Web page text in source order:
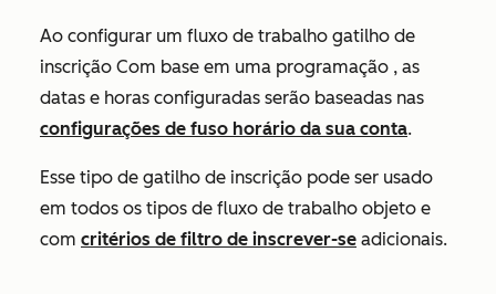
Ao configurar um fluxo de trabalho gatilho de
inscrição Com base em uma programação , as
datas e horas configuradas serão baseadas nas
configurações de fuso horário da sua conta.
Esse tipo de gatilho de inscrição pode ser usado
em todos os tipos de fluxo de trabalho objeto e
com critérios de filtro de inscrever-se adicionais.